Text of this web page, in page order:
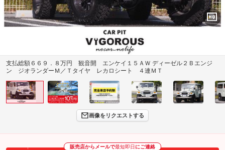
支払総額６６９．８万円 観音開 エンケイ１５ＡＷ ディーゼル２Ｂエンジ
ン ジオランダーＭ／Ｔタイヤ レカロシート ４連ＭＴ
画像をリクエストする
販売店からメールで最短即日 にご連絡